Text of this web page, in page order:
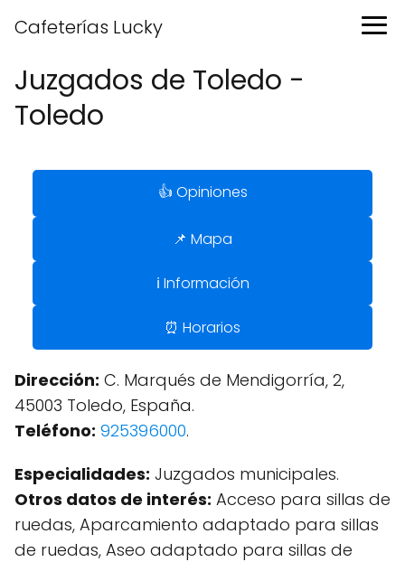
Cafeterías Lucky
Juzgados de Toledo -
Toledo
👍 Opiniones
📌 Mapa
ℹ️ Información
⏰ Horarios
Dirección: C. Marqués de Mendigorría, 2,
45003 Toledo, España.
Teléfono: 925396000.
Especialidades: Juzgados municipales.
Otros datos de interés: Acceso para sillas de
ruedas, Aparcamiento adaptado para sillas
de ruedas, Aseo adaptado para sillas de